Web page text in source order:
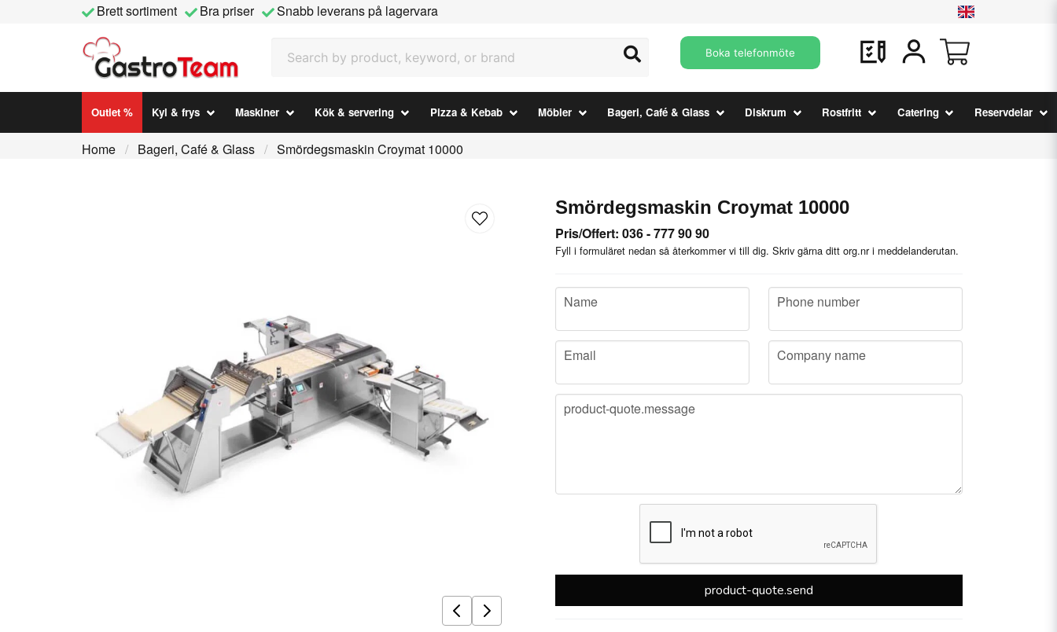
Brett sortiment Bra priser
Snabb leverans på lagervara
Boka telefonmöte
Outlet % Kyl & frys Maskiner Kök & servering Pizza & Kebab Möbler Bageri, Café & Glass Diskrum Rostfritt Catering Reservdelar
Home Bageri, Café & Glass Smördegsmaskin Croymat 10000
Smördegsmaskin Croymat 10000
Pris/Offert: 036 - 777 90 90
Fyll i formuläret nedan så återkommer vi till dig. Skriv gärna ditt org.nr i meddelanderutan.
name
Name
email
Email
phone
Phone number
company
Company name
message
product-quote.message
product-quote.send